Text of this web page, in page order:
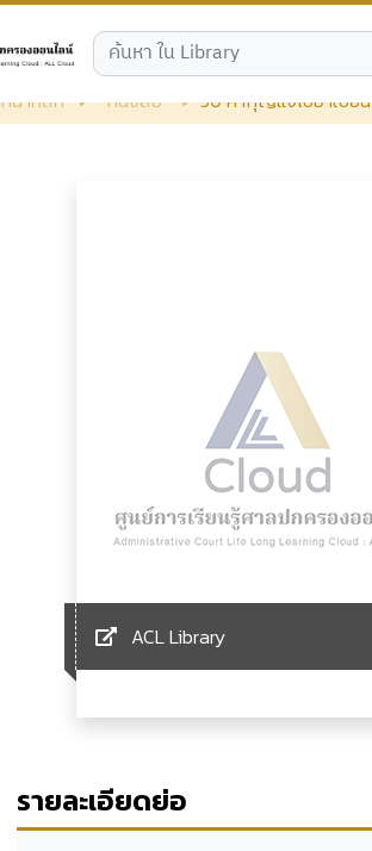
หน้าหลัก
หนังสือ 50 คำกุญแจไขอาเซียน
ACL Library
รายละเอียดย่อ